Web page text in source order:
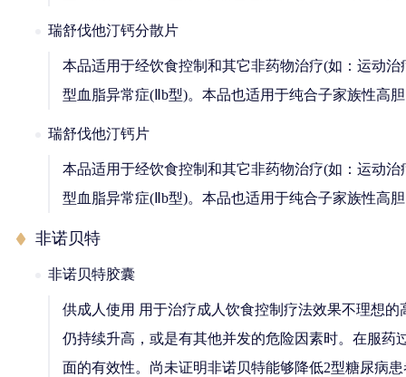
瑞舒伐他汀钙分散片
本品适用于经饮食控制和其它非药物治疗(如：运动
型血脂异常症(Ⅱb型)。本品也适用于纯合子家族性高
瑞舒伐他汀钙片
本品适用于经饮食控制和其它非药物治疗(如：运动
型血脂异常症(Ⅱb型)。本品也适用于纯合子家族性高
非诺贝特
非诺贝特胶囊
供成人使用 用于治疗成人饮食控制疗法效果不理想
仍持续升高，或是有其他并发的危险因素时。在服
面的有效性。尚未证明非诺贝特能够降低2型糖尿病